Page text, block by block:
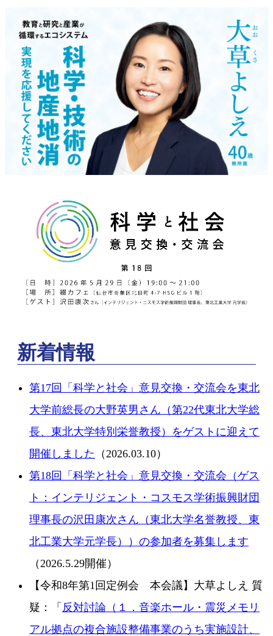
新着情報
第17回「科学と社会」意見交換・交流会を東北
大学前総長の大野英男さん（第22代東北大学総
長、東北大学特別栄誉教授）をゲストに迎えて
開催しました （2026.03.10）
第18回「科学と社会」意見交換・交流会（ゲス
ト：インテリジェント・コスモス学術振興財団
理事長の沢田康次さん（東北大学名誉教授、東
北工業大学元学長））の参加者を募集します
（2026.5.29開催）
【令和8年第1回定例会 本会議】大草よしえ 質
疑：「 反対討論（１．音楽ホール・震災メモリ
アル拠点の複合施設整備事業のうち実施設計、